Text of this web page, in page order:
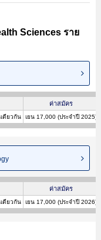
Sciences ราย
ค่าสมัคร
ดียวกัน เยน 17,000 (ประจำปี 2025)
ค่าสมัคร
ดียวกัน เยน 17,000 (ประจำปี 2026)